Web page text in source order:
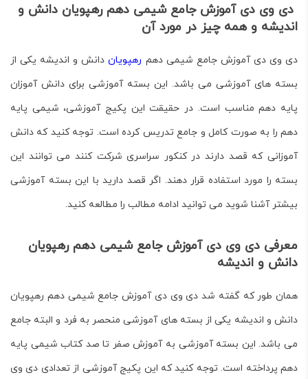
دی وی دی آموزش جامع شیمی دهم رهپویان دانش و
اندیشه و همه چیز در مورد آن
دی وی دی آموزش جامع شیمی دهم رهپویاندانش و اندیشه یکی از
بسته های آموزشی می باشد. این بسته آموزشی برای دانش آموزان
پایه دهم مناسب است. در حقیقت این پکیج آموزشی، شیمی پایه
دهم را به صورت کامل و جامع تدریس کرده است. توجه کنید که دانش
آموزانی که قصد دارند در کنکور سراسری شرکت کنند می توانند این
بسته را مورد استفاده قرار دهند. اگر قصد دارید با این بسته آموزشی
بیشتر آشنا شوید می توانید ادامه مطالب را مطالعه کنید.
معرفی دی وی دی آموزش جامع شیمی دهم رهپویان
دانش و اندیشه
همان طور که گفته شد دی وی دی آموزش جامع شیمی دهم رهپویان
دانش و اندیشه یکی از بسته های آموزشی منحصر به فرد و البته جامع
می باشد. این بسته آموزشی به آموزش صفر تا صد کتاب شیمی پایه
دهم پرداخته است. توجه کنید که این پکیج آموزشی از تعدادی دی وی